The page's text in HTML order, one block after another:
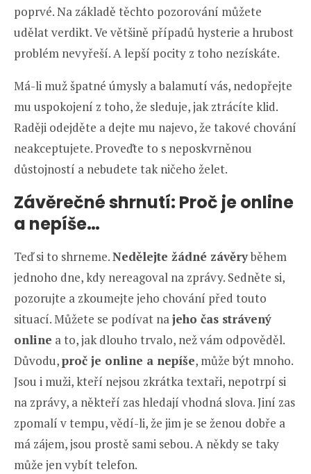
poprvé. Na základě těchto pozorování můžete
udělat verdikt. Ve většině případů hysterie a hrubost
problém nevyřeší. A lepší pocity z toho nezískáte.
Má-li muž špatné úmysly a balamutí vás, nedopřejte
mu uspokojení z toho, že sleduje, jak ztrácíte klid.
Raději odejděte a dejte mu najevo, že takové chování
neakceptujete. Proveďte to s neposkvrněnou
důstojností a nebudete tak ničeho želet.
Závěrečné shrnutí: Proč je online
a nepíše…
Teď si to shrneme.Nedělejte žádné závěryběhem
jednoho dne, kdy nereagoval na zprávy. Sedněte si,
pozorujte a zkoumejte jeho chování před touto
situací. Můžete se podívat najeho čas strávený
online a to, jak dlouho trvalo, než vám odpověděl.
Důvodu,proč je online a nepíše, může být mnoho.
Jsou i muži, kteří nejsou zkrátka textaři, nepotrpí si
na zprávy, a někteří zas hledají vhodná slova. Jiní zas
zpomalí v tempu, vědí-li, že jim je se ženou dobře a
má zájem, jsou prostě sami sebou. A někdy se taky
může jen vybít telefon.